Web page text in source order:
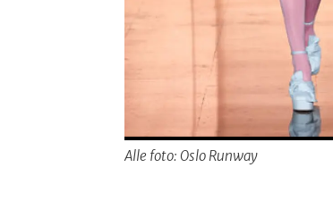
Alle foto: Oslo Runway